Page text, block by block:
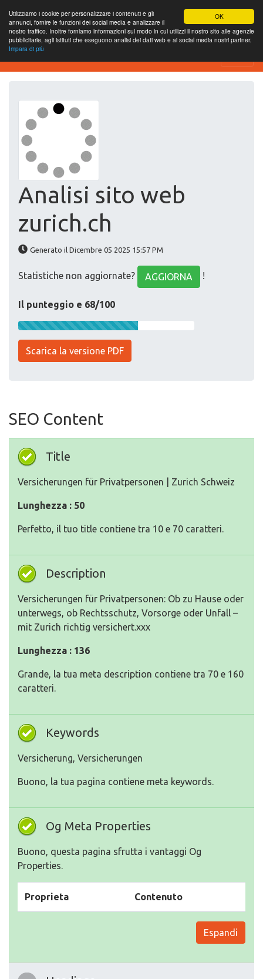
OK
Utilizziamo i cookie per personalizzare i contenuti e gli
annunci, fornire le funzioni dei social media e analizzare il
nostro traffico. Inoltre forniamo informazioni sul modo in cui utilizzi il nostro sito alle agenzie
pubblicitarie, agli istituti che eseguono analisi dei dati web e ai social media nostri partner.
Impara di più
Website-SEO-Überprüfung
Analisi sito web
zurich.ch
Generato il Dicembre 05 2025 15:57 PM
Statistiche non aggiornate? AGGIORNA !
Il punteggio e 68/100
Scarica la versione PDF
SEO Content
Title
Versicherungen für Privatpersonen | Zurich Schweiz
Lunghezza : 50
Perfetto, il tuo title contiene tra 10 e 70 caratteri.
Description
Versicherungen für Privatpersonen: Ob zu Hause oder
unterwegs, ob Rechtsschutz, Vorsorge oder Unfall –
mit Zurich richtig versichert.xxx
Lunghezza : 136
Grande, la tua meta description contiene tra 70 e 160
caratteri.
Keywords
Versicherung, Versicherungen
Buono, la tua pagina contiene meta keywords.
Og Meta Properties
Buono, questa pagina sfrutta i vantaggi Og
Properties.
Proprieta Contenuto
Espandi